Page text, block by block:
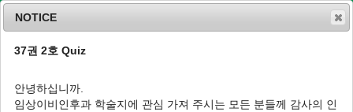
NOTICE
37권 2호 Quiz
안녕하십니까.
임상이비인후과 학술지에 관심 가져 주시는 모든 분들께 감사의 인